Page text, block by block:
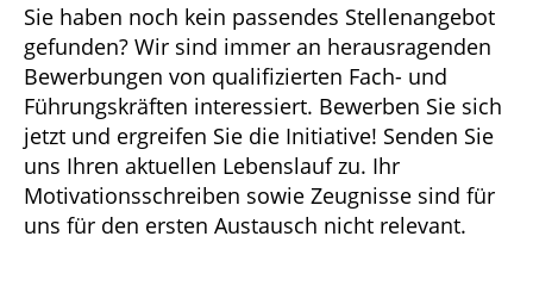
Sie haben noch kein passendes Stellenangebot
gefunden? Wir sind immer an herausragenden
Bewerbungen von qualifizierten Fach- und
Führungskräften interessiert. Bewerben Sie sich
jetzt und ergreifen Sie die Initiative! Senden Sie
uns Ihren aktuellen Lebenslauf zu. Ihr
Motivationsschreiben sowie Zeugnisse sind für
uns für den ersten Austausch nicht relevant.